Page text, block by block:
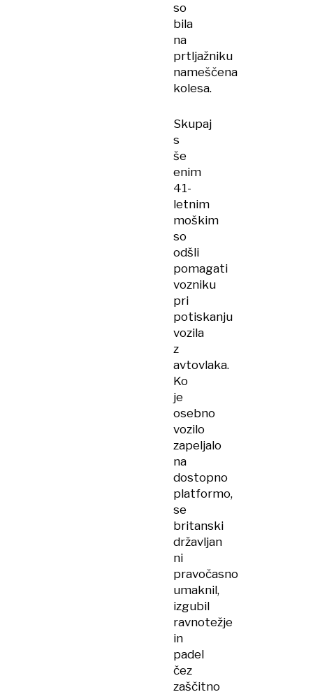
so
bila
na
prtljažniku
nameščena
kolesa.
Skupaj
s
še
enim
41-
letnim
moškim
so
odšli
pomagati
vozniku
pri
potiskanju
vozila
z
avtovlaka.
Ko
je
osebno
vozilo
zapeljalo
na
dostopno
platformo,
se
britanski
državljan
ni
pravočasno
umaknil,
izgubil
ravnotežje
in
padel
čez
zaščitno